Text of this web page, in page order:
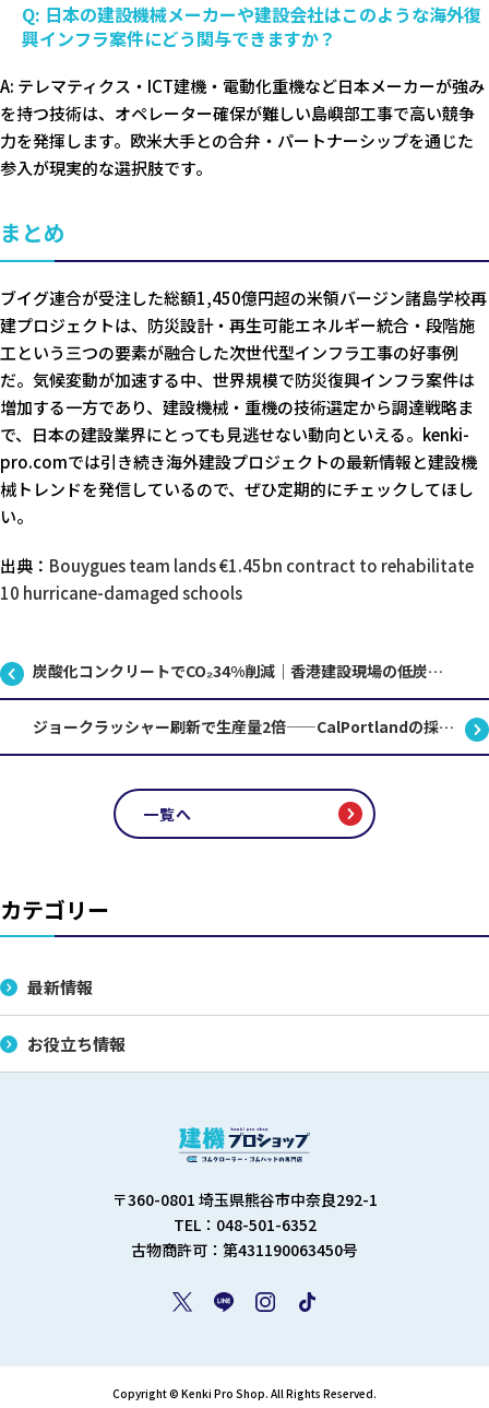
Q: 日本の建設機械メーカーや建設会社はこのような海外復
興インフラ案件にどう関与できますか？
A: テレマティクス・ICT建機・電動化重機など日本メーカーが強み
を持つ技術は、オペレーター確保が難しい島嶼部工事で高い競争
力を発揮します。欧米大手との合弁・パートナーシップを通じた
参入が現実的な選択肢です。
まとめ
ブイグ連合が受注した総額1,450億円超の米領バージン諸島学校再
建プロジェクトは、防災設計・再生可能エネルギー統合・段階施
工という三つの要素が融合した次世代型インフラ工事の好事例
だ。気候変動が加速する中、世界規模で防災復興インフラ案件は
増加する一方であり、建設機械・重機の技術選定から調達戦略ま
で、日本の建設業界にとっても見逃せない動向といえる。kenki-
pro.comでは引き続き海外建設プロジェクトの最新情報と建設機
械トレンドを発信しているので、ぜひ定期的にチェックしてほし
い。
出典： Bouygues team lands €1.45bn contract to rehabilitate
10 hurricane-damaged schools
炭酸化コンクリートでCO₂34%削減｜香港建設現場の低炭素技術最前線
ジョークラッシャー刷新で生産量2倍——CalPortlandの採石場改革が示す建設機械選定の要諦
一覧へ
カテゴリー
最新情報
お役立ち情報
〒360-0801 埼玉県熊谷市中奈良292-1
TEL：048-501-6352
古物商許可：第431190063450号
Copyright © Kenki Pro Shop. All Rights Reserved.